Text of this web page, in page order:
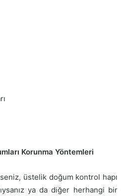
Korunma Yöntemleri
üstelik doğum kontrol hapı
ya da diğer herhangi bir